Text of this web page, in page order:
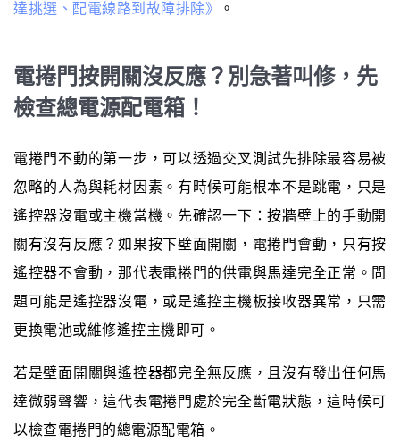
達挑選、配電線路到故障排除》
。
電捲門按開關沒反應？別急著叫修，先
檢查總電源配電箱！
電捲門不動的第一步，可以透過交叉測試先排除最容易被
忽略的人為與耗材因素。有時候可能根本不是跳電，只是
遙控器沒電或主機當機。先確認一下：按牆壁上的手動開
關有沒有反應？如果按下壁面開關，電捲門會動，只有按
遙控器不會動，那代表電捲門的供電與馬達完全正常。問
題可能是遙控器沒電，或是遙控主機板接收器異常，只需
更換電池或維修遙控主機即可。
若是壁面開關與遙控器都完全無反應，且沒有發出任何馬
達微弱聲響，這代表電捲門處於完全斷電狀態，這時候可
以檢查電捲門的總電源配電箱。